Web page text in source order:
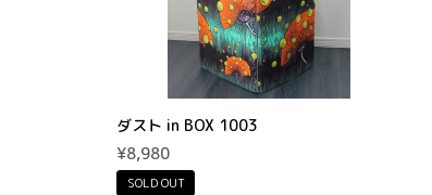
ダスト in BOX 1003
¥8,980
SOLD OUT